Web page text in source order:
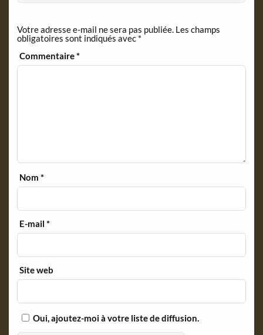
e
d
l
y
Votre adresse e-mail ne sera pas publiée. Les champs
obligatoires sont indiqués avec *
Commentaire*
Nom*
E-mail*
Site web
Oui, ajoutez-moi à votre liste de diffusion.